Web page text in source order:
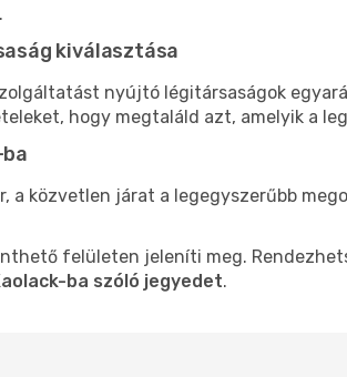
kiválasztása
nyújtó légitársaságok
hogy megtaláld azt, amelyik a
a közvetlen járat a legegyszerűbb
felületen jeleníti meg.
ba szóló jegyedet.